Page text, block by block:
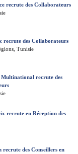
recrute des Collaborateurs
recrute des Collaborateurs
Tunisie
recrute des
recrute en Réception des
recrute des Conseillers en